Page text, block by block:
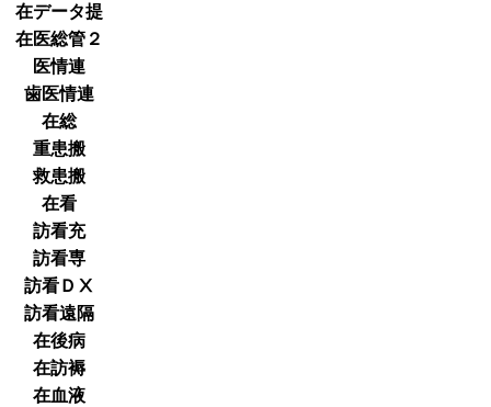
在データ提
在医総管２
医情連
歯医情連
在総
重患搬
救患搬
在看
訪看充
訪看専
訪看ＤⅩ
訪看遠隔
在後病
在訪褥
在血液